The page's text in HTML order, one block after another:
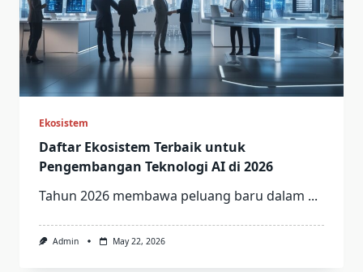
Ekosistem
Daftar Ekosistem Terbaik untuk
Pengembangan Teknologi AI di 2026
Tahun 2026 membawa peluang baru dalam ...
Admin May 22, 2026